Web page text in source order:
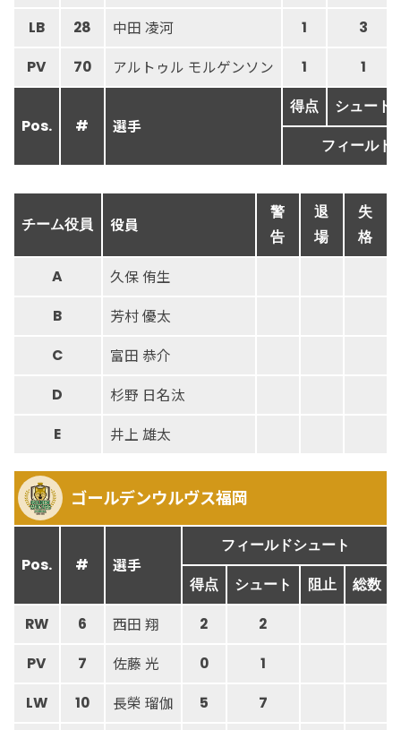
LB 28 中田 凌河 1 3
PV 70 アルトゥル モルゲンソン 1 1
Pos. # 選手
得点 シュート
フィールド
チーム役員 役員
警
告
退
場
失
格
A 久保 侑生
B 芳村 優太
C 富田 恭介
D 杉野 日名汰
E 井上 雄太
ゴールデンウルヴス福岡
Pos. # 選手
フィールドシュート
得点 シュート 阻止 総数
RW 6 西田 翔 2 2
PV 7 佐藤 光 0 1
LW 10 長榮 瑠伽 5 7